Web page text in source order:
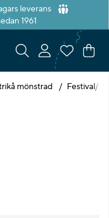
leverans
1961
.
mönstrad Festival/